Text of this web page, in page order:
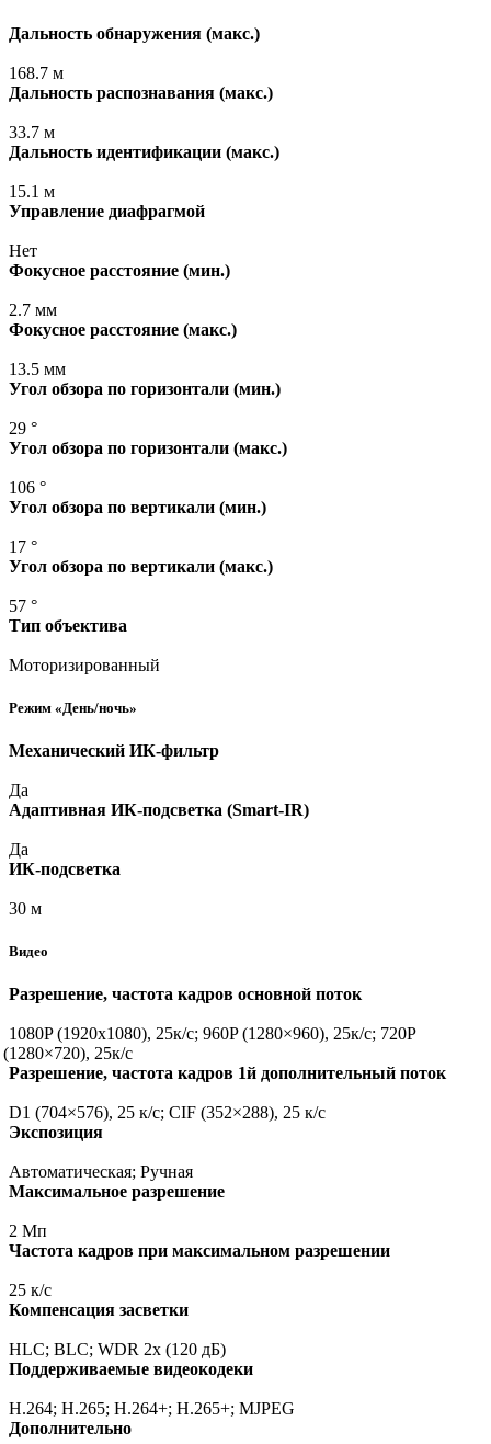
Дальность обнаружения (макс.)
168.7 м
Дальность распознавания (макс.)
33.7 м
Дальность идентификации (макс.)
15.1 м
Управление диафрагмой
Нет
Фокусное расстояние (мин.)
2.7 мм
Фокусное расстояние (макс.)
13.5 мм
Угол обзора по горизонтали (мин.)
29 °
Угол обзора по горизонтали (макс.)
106 °
Угол обзора по вертикали (мин.)
17 °
Угол обзора по вертикали (макс.)
57 °
Тип объектива
Моторизированный
Режим «День/ночь»
Механический ИК-фильтр
Да
Адаптивная ИК-подсветка (Smart-IR)
Да
ИК-подсветка
30 м
Видео
Разрешение, частота кадров основной поток
1080P (1920x1080), 25к/с; 960P (1280×960), 25к/с; 720P
(1280×720), 25к/с
Разрешение, частота кадров 1й дополнительный поток
D1 (704×576), 25 к/с; CIF (352×288), 25 к/с
Экспозиция
Автоматическая; Ручная
Максимальное разрешение
2 Мп
Частота кадров при максимальном разрешении
25 к/с
Компенсация засветки
HLC; BLC; WDR 2x (120 дБ)
Поддерживаемые видеокодеки
H.264; H.265; H.264+; H.265+; MJPEG
Дополнительно